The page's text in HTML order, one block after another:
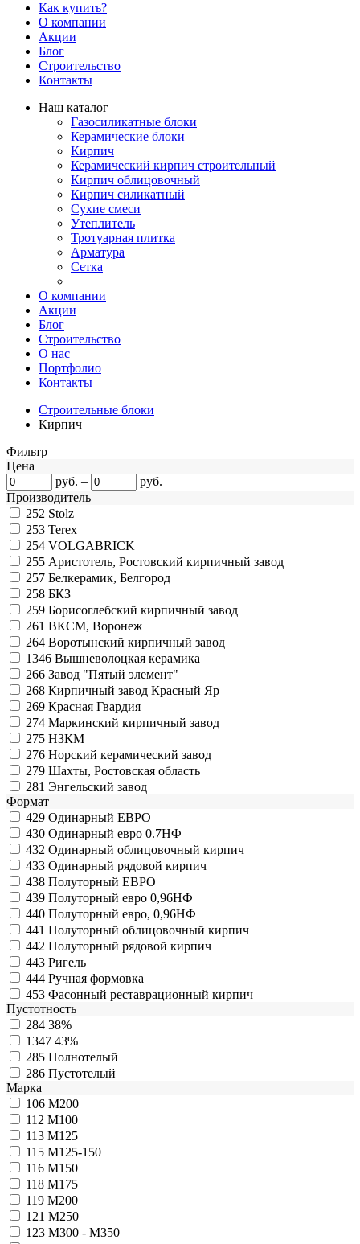
Как купить?
О компании
Акции
Блог
Строительство
Контакты
Наш каталог
Газосиликатные блоки
Керамические блоки
Кирпич
Керамический кирпич строительный
Кирпич облицовочный
Кирпич силикатный
Сухие смеси
Утеплитель
Тротуарная плитка
Арматура
Сетка
О компании
Акции
Блог
Строительство
О нас
Портфолио
Контакты
Строительные блоки
Кирпич
Фильтр
Цена
руб. –
руб.
Производитель
252 Stolz
253 Terex
254 VOLGABRICK
255 Аристотель, Ростовский кирпичный завод
257 Белкерамик, Белгород
258 БКЗ
259 Борисоглебский кирпичный завод
261 ВКСМ, Воронеж
264 Воротынский кирпичный завод
1346 Вышневолоцкая керамика
266 Завод "Пятый элемент"
268 Кирпичный завод Красный Яр
269 Красная Гвардия
274 Маркинский кирпичный завод
275 НЗКМ
276 Норский керамический завод
279 Шахты, Ростовская область
281 Энгельский завод
Формат
429 Одинарный ЕВРО
430 Одинарный евро 0.7НФ
432 Одинарный облицовочный кирпич
433 Одинарный рядовой кирпич
438 Полуторный ЕВРО
439 Полуторный евро 0,96НФ
440 Полуторный евро, 0,96НФ
441 Полуторный облицовочный кирпич
442 Полуторный рядовой кирпич
443 Ригель
444 Ручная формовка
453 Фасонный реставрационный кирпич
Пустотность
284 38%
1347 43%
285 Полнотелый
286 Пустотелый
Марка
106 M200
112 М100
113 М125
115 М125-150
116 М150
118 М175
119 М200
121 М250
123 М300 - М350